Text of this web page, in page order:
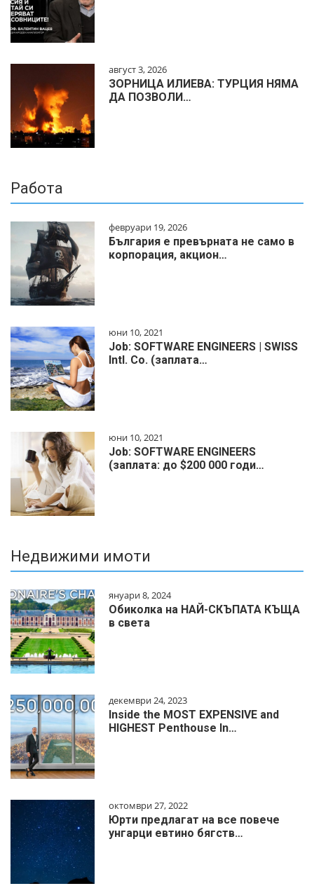
август 3, 2026
ЗОРНИЦА ИЛИЕВА: ТУРЦИЯ НЯМА
ДА ПОЗВОЛИ…
Работа
февруари 19, 2026
България е превърната не само в
корпорация, акцион…
юни 10, 2021
Job: SOFTWARE ENGINEERS | SWISS
Intl. Co. (заплата…
юни 10, 2021
Job: SOFTWARE ENGINEERS
(заплата: до $200 000 годи…
Недвижими имоти
януари 8, 2024
Обиколка на НАЙ-СКЪПАТА КЪЩА
в света
декември 24, 2023
Inside the MOST EXPENSIVE and
HIGHEST Penthouse In…
октомври 27, 2022
Юрти предлагат на все повече
унгарци евтино бягств…